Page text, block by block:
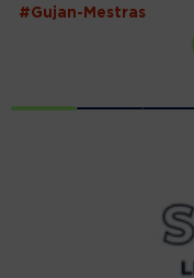
#Gujan-Mestras